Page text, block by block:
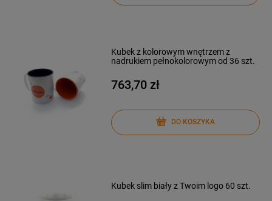
Kubek z kolorowym wnętrzem z
nadrukiem pełnokolorowym od 36 szt.
763,70 zł
DO KOSZYKA
Kubek slim biały z Twoim logo 60 szt.